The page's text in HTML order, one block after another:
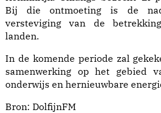
Bij die ontmoeting is de
versteviging van de
landen.
In de komende periode zal
samenwerking op het gebied
onderwijs en hernieuwbare
Bron: DolfijnFM